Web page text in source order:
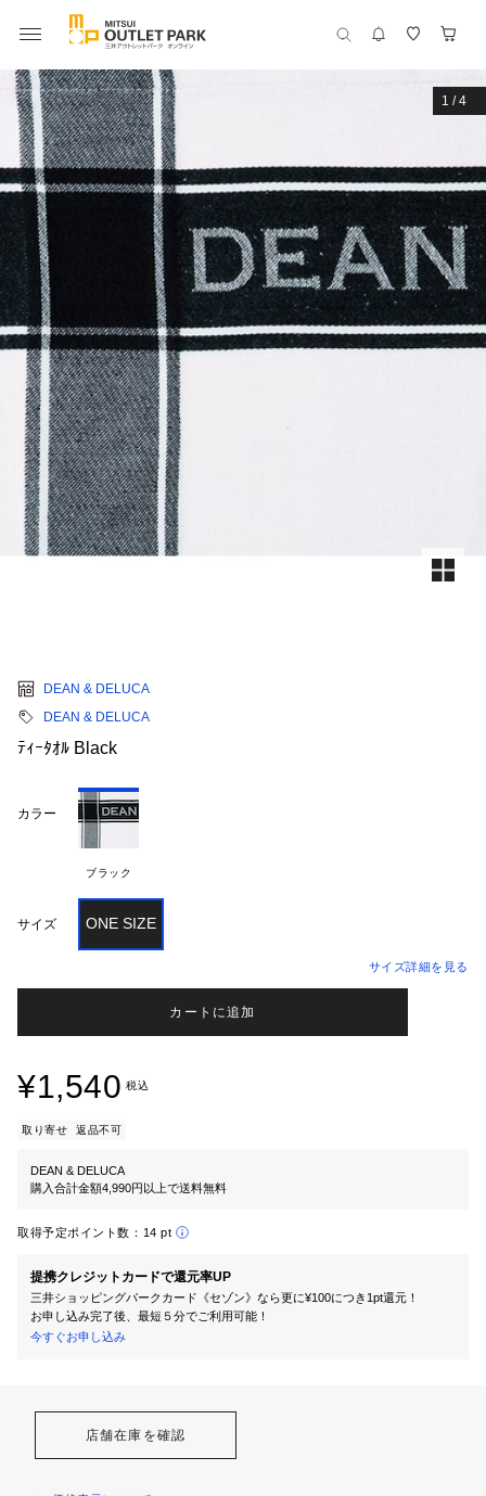
1 /4
DEAN & DELUCA
DEAN & DELUCA
ﾃｨｰﾀｵﾙ Black
カラー
ブラック
サイズ ONE SIZE
サイズ詳細を見る
カートに追加
¥1,540 税込
取り寄せ 返品不可
DEAN & DELUCA
購入合計金額4,990円以上で送料無料
取得予定ポイント数： 14 pt
提携クレジットカードで還元率UP
三井ショッピングパークカード《セゾン》なら更に¥100につき1pt還元！
お申し込み完了後、最短５分でご利用可能！
今すぐお申し込み
店舗在庫を確認